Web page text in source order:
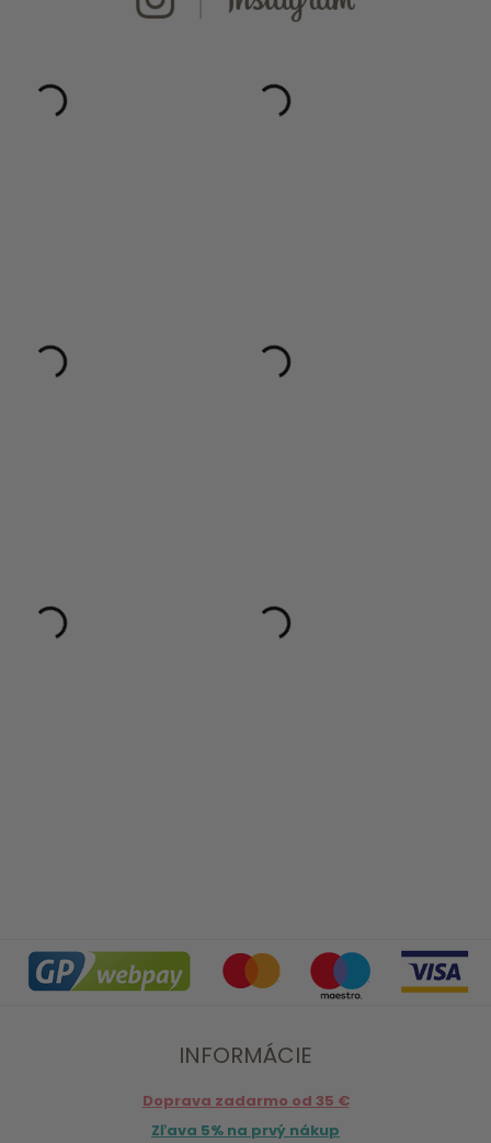
INFORMÁCIE
Doprava zadarmo od 35 €
Zľava 5% na prvý nákup